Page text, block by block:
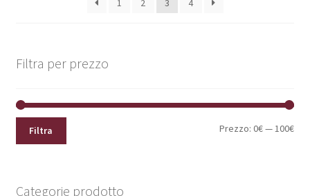
Filtra per prezzo
Filtra Prezzo:0€—100€
Categorie prodotto